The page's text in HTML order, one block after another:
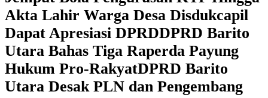
Akta Lahir Warga Desa Disdukcapil
Dapat Apresiasi DPRDDPRD Barito
Utara Bahas Tiga Raperda Payung
Hukum Pro-RakyatDPRD Barito
Utara Desak PLN dan Pengembang